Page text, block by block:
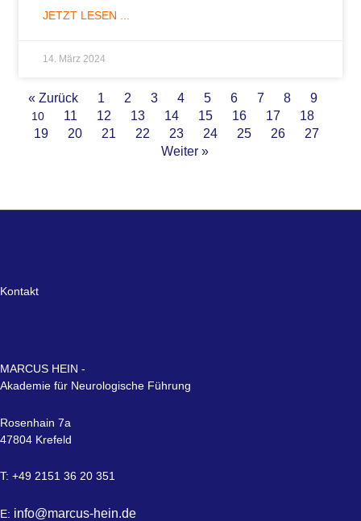
JETZT LESEN ...
14. März 2024
« Zurück 1 2 3 4 5 6 7 8 9
10 11 12 13 14 15 16 17
18
19
20 21 22 23 24 25 26
27
Weiter »
Kontakt
MARCUS HEIN -
Akademie für Neurologische Führung
Rosenhain 7a
47804 Krefeld
T: +49 2151 36 20 351
E: info@marcus-hein.de